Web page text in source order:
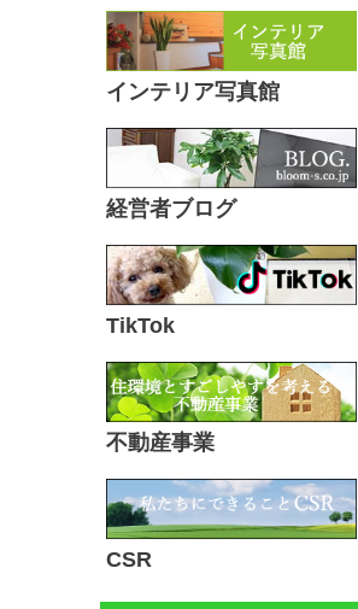
インテリア写真館
経営者ブログ
TikTok
不動産事業
CSR